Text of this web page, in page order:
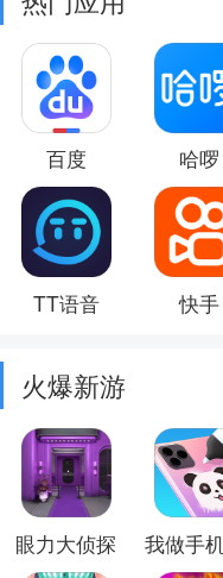
百度 哈啰
TT语音 快手
火爆新游
眼力大侦探